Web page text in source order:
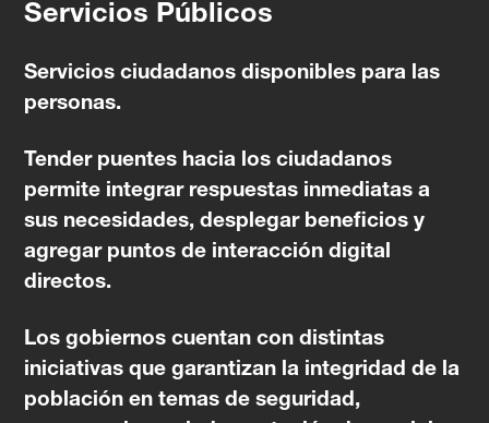
Servicios Públicos
Servicios ciudadanos disponibles para las
personas.
Tender puentes hacia los ciudadanos
permite integrar respuestas inmediatas a
sus necesidades, desplegar beneficios y
agregar puntos de interacción digital
directos.
Los gobiernos cuentan con distintas
iniciativas que garantizan la integridad de la
población en temas de seguridad,